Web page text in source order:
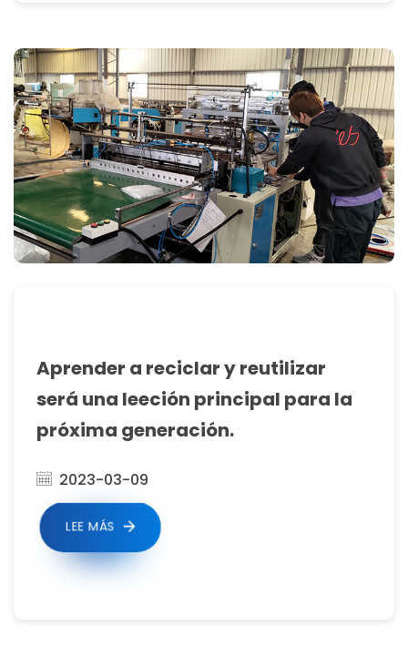
Aprender a reciclar y reutilizar
será una leeción principal para la
próxima generación.
2023-03-09
LEE MÁS